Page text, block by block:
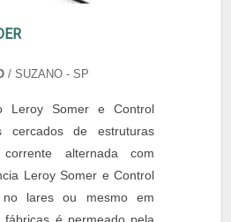
/ SUZANO - SP
Leroy Somer e Control
cercados de estruturas
alternada com
Leroy Somer e Control
no lares ou mesmo em